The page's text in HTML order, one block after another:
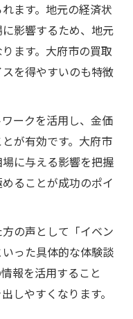
ます。地元の経済状
影響するため、地元
ます。大府市の買取
を得やすいのも特徴
ークを活用し、金価
が有効です。大府市
に与える影響を把握
ることが成功のポイ
の声として「イベン
った具体的な体験談
報を活用すること
しやすくなります。